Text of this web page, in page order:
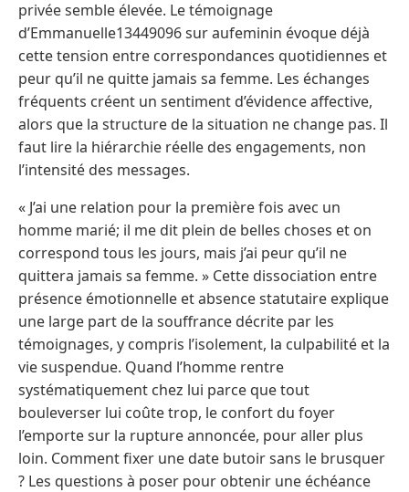
privée semble élevée. Le témoignage
d’Emmanuelle13449096 sur aufeminin évoque déjà
cette tension entre correspondances quotidiennes et
peur qu’il ne quitte jamais sa femme. Les échanges
fréquents créent un sentiment d’évidence affective,
alors que la structure de la situation ne change pas. Il
faut lire la hiérarchie réelle des engagements, non
l’intensité des messages.
« J’ai une relation pour la première fois avec un
homme marié; il me dit plein de belles choses et on
correspond tous les jours, mais j’ai peur qu’il ne
quittera jamais sa femme. » Cette dissociation entre
présence émotionnelle et absence statutaire explique
une large part de la souffrance décrite par les
témoignages, y compris l’isolement, la culpabilité et la
vie suspendue. Quand l’homme rentre
systématiquement chez lui parce que tout
bouleverser lui coûte trop, le confort du foyer
l’emporte sur la rupture annoncée, pour aller plus
loin. Comment fixer une date butoir sans le brusquer
? Les questions à poser pour obtenir une échéance